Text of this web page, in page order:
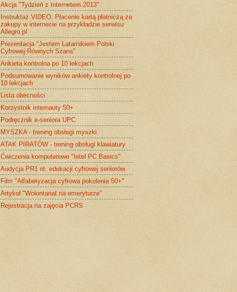
Akcja "Tydzień z Internetem 2013"
Instruktaż VIDEO: Płacenie kartą płatniczą za
zakupy w internecie na przykładzie serwisu
Allegro.pl
Prezentacja "Jestem Latarnikiem Polski
Cyfrowej Równych Szans"
Ankieta kontrolna po 10 lekcjach
Podsumowanie wyników ankiety kontrolnej po
10 lekcjach
Lista obecności
Korzystnik internauty 50+
Podręcznik e-seniora UPC
MYSZKA - trening obsługi myszki
ATAK PIRATÓW - trening obsługi klawiatury
Ćwiczenia komputerowe "Intel PC Basics"
Audycja PR1 nt. edukacji cyfrowej seniorów
Film "Alfabetyzacja cyfrowa pokolenia 50+"
Artykuł "Wolontariat na emeryturze"
Rejestracja na zajęcia PCRS